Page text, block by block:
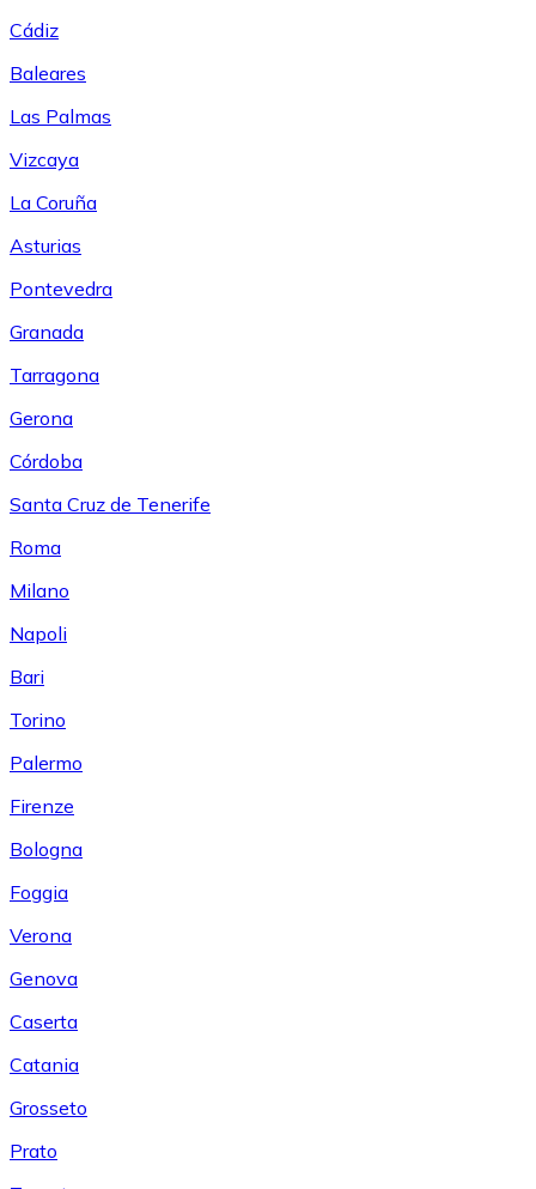
Cádiz
Baleares
Las Palmas
Vizcaya
La Coruña
Asturias
Pontevedra
Granada
Tarragona
Gerona
Córdoba
Santa Cruz de Tenerife
Roma
Milano
Napoli
Bari
Torino
Palermo
Firenze
Bologna
Foggia
Verona
Genova
Caserta
Catania
Grosseto
Prato